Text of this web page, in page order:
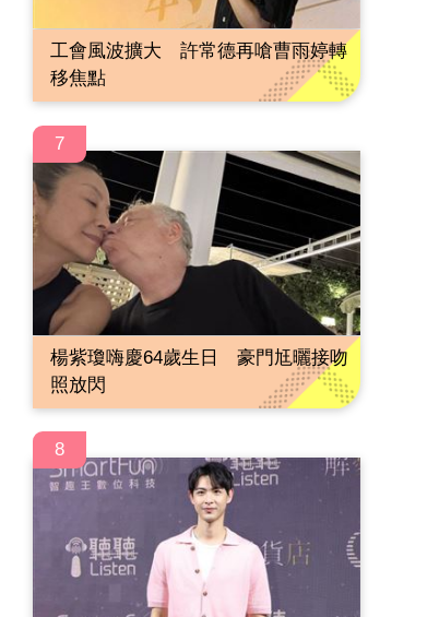
工會風波擴大 許常德再嗆曹雨婷轉
移焦點
7
楊紫瓊嗨慶64歲生日 豪門尪曬接吻
照放閃
8